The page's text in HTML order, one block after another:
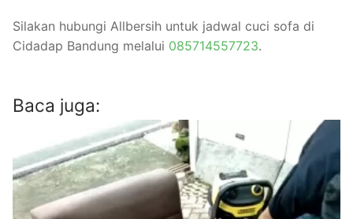
Silakan hubungi Allbersih untuk jadwal cuci sofa di
Cidadap Bandung melalui 085714557723.
Baca juga: